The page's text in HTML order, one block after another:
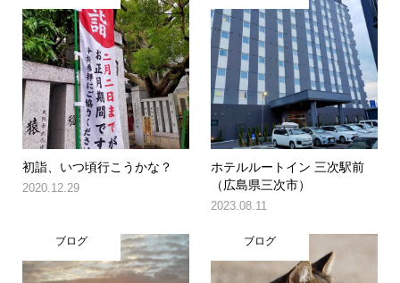
初詣、いつ頃行こうかな？
2020.12.29
ホテルルートイン 三次駅前
（広島県三次市）
2023.08.11
ブログ ブログ